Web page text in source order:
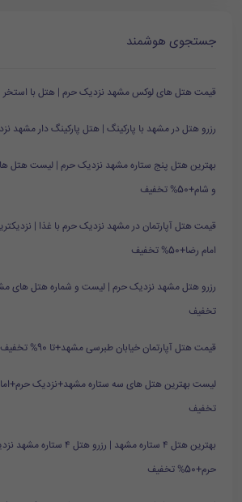
جستجوی هوشمند
قیمت هتل های لوکس مشهد نزدیک حرم | هتل با استخر
رزرو هتل در مشهد با پارکینگ | هتل پارکینگ دار مشهد نزدیک
و شام+50% تخفیف
قیمت هتل آپارتمان در مشهد نزدیک حرم با غذا |
امام رضا+50% تخفیف
تخفیف
قیمت هتل آپارتمان خیابان طبرسی مشهد+تا 90% تخفیف
تخفیف
بهترین هتل ۴ ستاره مشهد | رزرو
حرم+50% تخفیف